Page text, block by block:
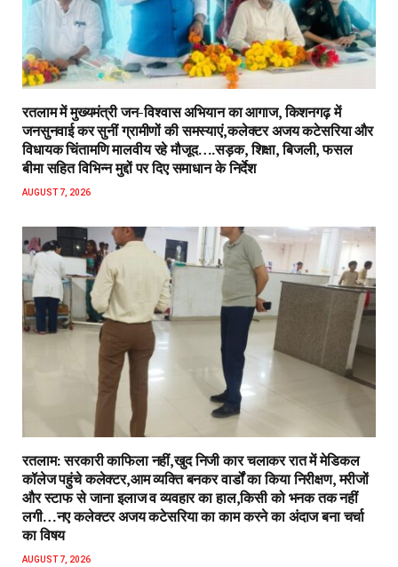
रतलाम में मुख्यमंत्री जन-विश्वास अभियान का आगाज, किशनगढ़ में
जनसुनवाई कर सुनीं ग्रामीणों की समस्याएं,कलेक्टर अजय कटेसरिया और
विधायक चिंतामणि मालवीय रहे मौजूद….सड़क, शिक्षा, बिजली, फसल
बीमा सहित विभिन्न मुद्दों पर दिए समाधान के निर्देश
AUGUST 7, 2026
रतलाम: सरकारी काफिला नहीं,खुद निजी कार चलाकर रात में मेडिकल
कॉलेज पहुंचे कलेक्टर,आम व्यक्ति बनकर वार्डों का किया निरीक्षण, मरीजों
और स्टाफ से जाना इलाज व व्यवहार का हाल,किसी को भनक तक नहीं
लगी…नए कलेक्टर अजय कटेसरिया का काम करने का अंदाज बना चर्चा
का विषय
AUGUST 7, 2026